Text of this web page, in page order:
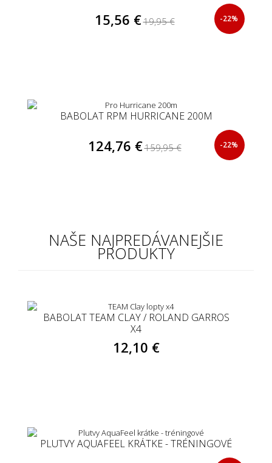
15,56 €19,95 € -22%
BABOLAT RPM HURRICANE 200M
124,76 €159,95 € -22%
NAŠE NAJPREDÁVANEJŠIE
PRODUKTY
BABOLAT TEAM CLAY / ROLAND GARROS
X4
12,10 €
PLUTVY AQUAFEEL KRÁTKE - TRÉNINGOVÉ